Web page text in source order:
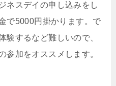
ネスデイの申し込みをし
で5000円掛かります。で
験するなど難しいので、
参加をオススメします。